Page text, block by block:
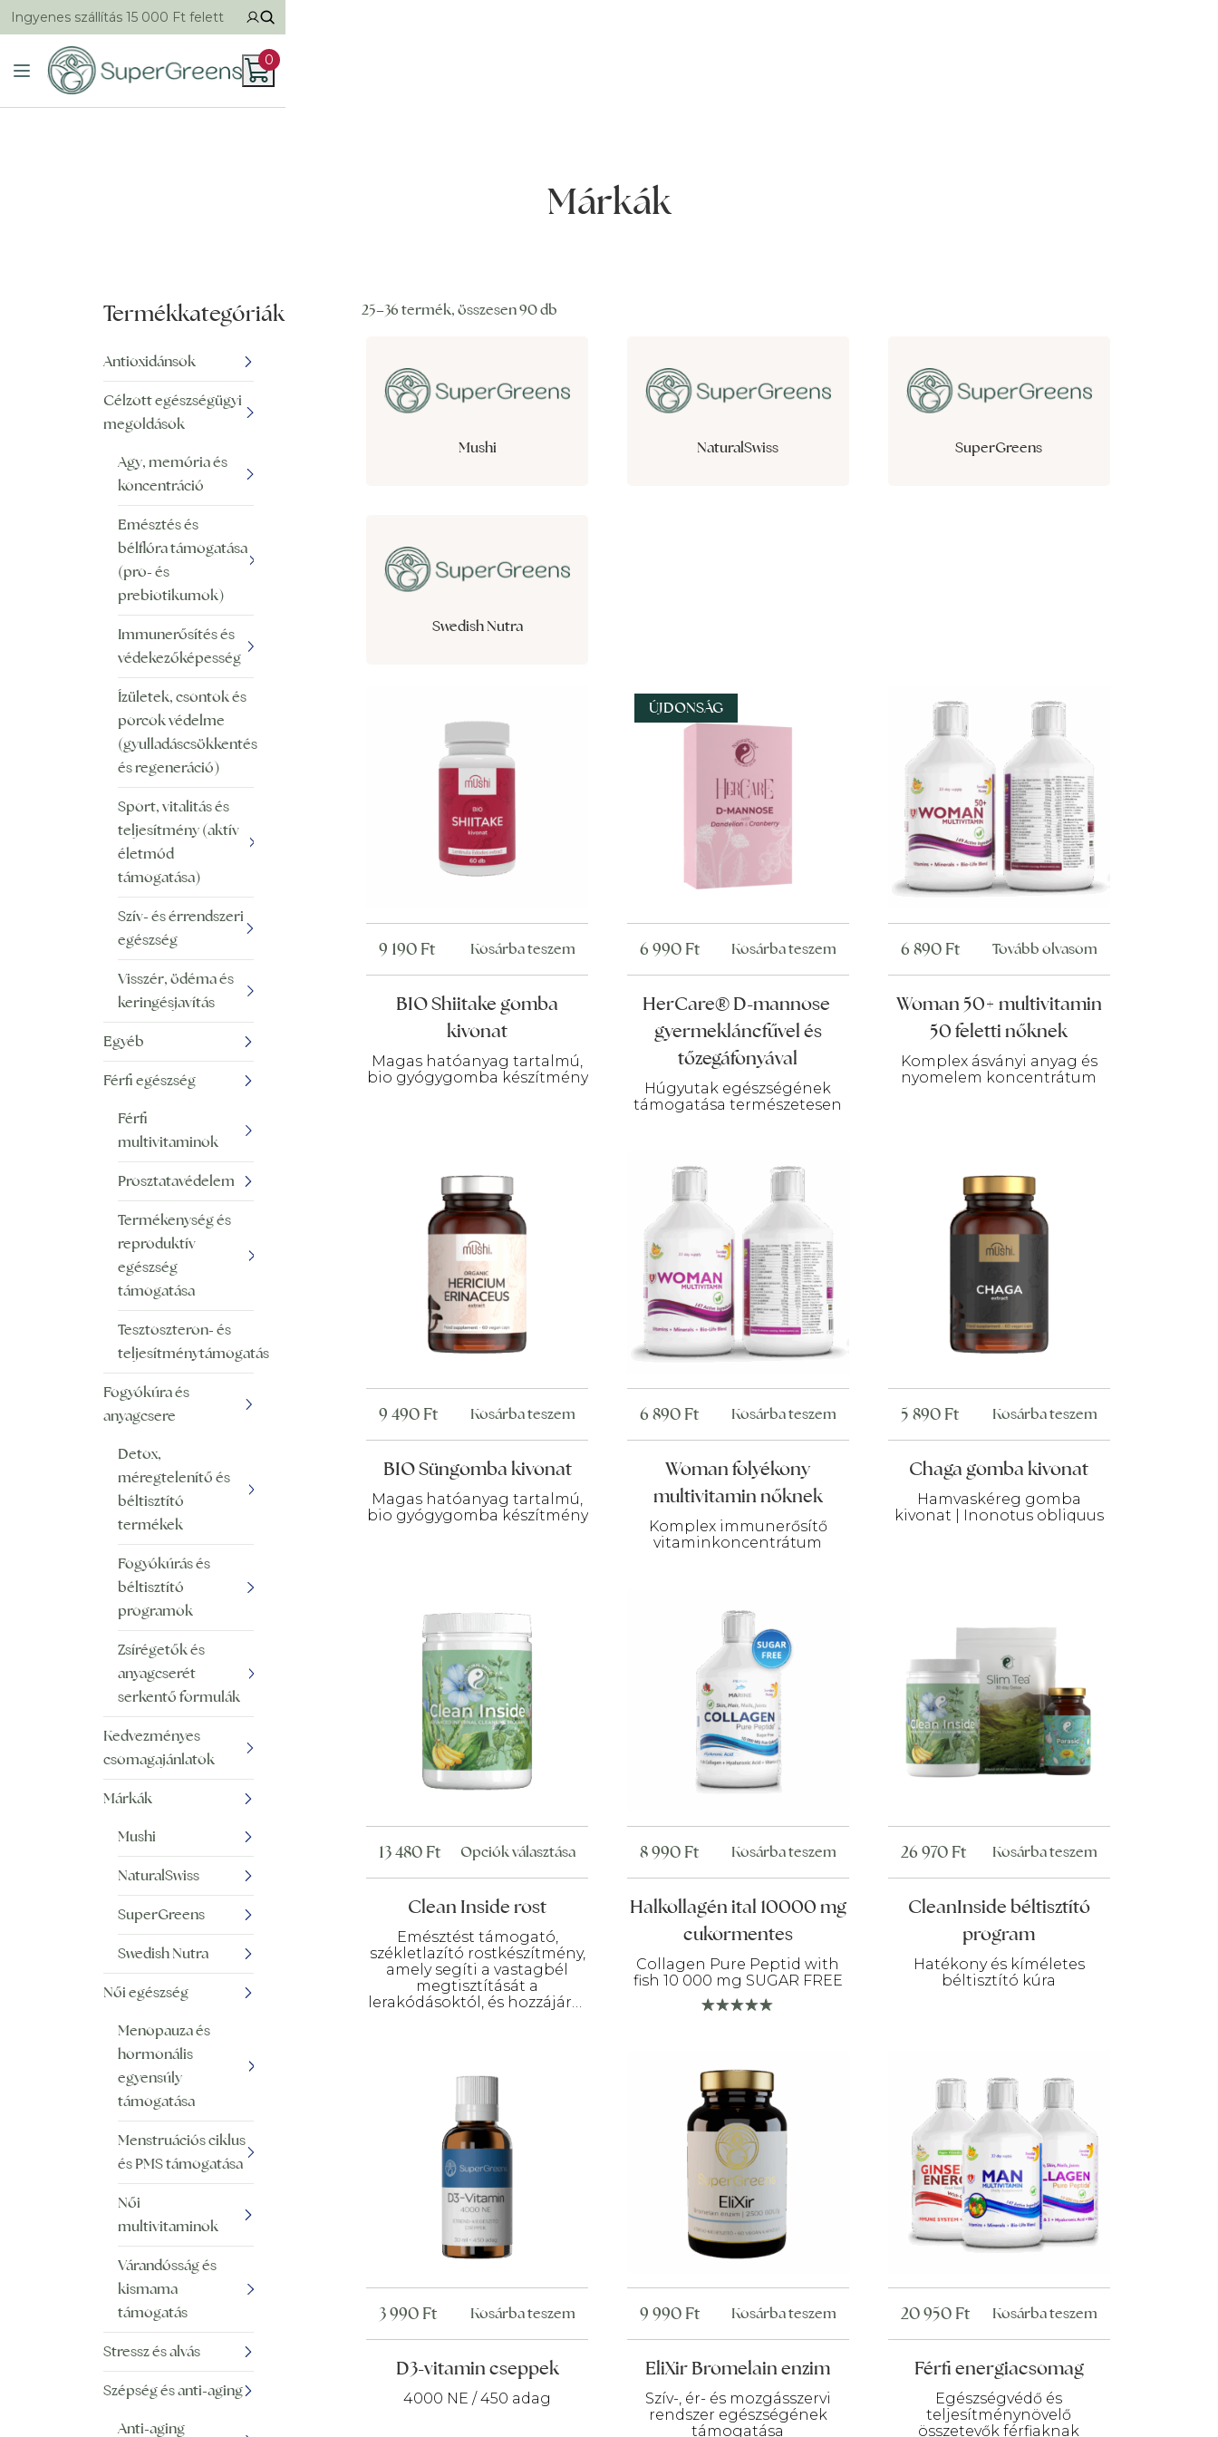
Ingyenes szállítás 15 000 Ft felett
0
Márkák
25–36 termék, összesen 90 db
Mushi NaturalSwiss SuperGreens
Swedish Nutra
BIO Shiitake gomba
kivonat
Magas hatóanyag tartalmú,
bio gyógygomba készítmény
9 190 Ft Kosárba teszem
ÚJDONSÁG
HerCare® D-mannose ​
gyermekláncfűvel és
tőzegáfonyával
Húgyutak egészségének
támogatása természetesen
6 990 Ft Kosárba teszem
Woman 50+ multivitamin
50 feletti nőknek
Komplex ásványi anyag és
nyomelem koncentrátum
6 890 Ft Tovább olvasom
BIO Süngomba kivonat
Magas hatóanyag tartalmú,
bio gyógygomba készítmény
9 490 Ft Kosárba teszem
Woman folyékony
multivitamin nőknek
Komplex immunerősítő
vitaminkoncentrátum
6 890 Ft Kosárba teszem
Chaga gomba kivonat
Hamvaskéreg gomba
kivonat | Inonotus obliquus
5 890 Ft Kosárba teszem
Clean Inside rost
Emésztést támogató,
székletlazító rostkészítmény,
amely segíti a vastagbél
megtisztítását a
lerakódásoktól, és hozzájárul
13 480 Ft Opciók választásaEnnek
a
terméknekHalkollagén ital 10000 mg
cukormentes
Collagen Pure Peptid with
fish 10 000 mg SUGAR FREE
8 990 Ft Kosárba teszem
CleanInside béltisztító
program
Hatékony és kíméletes
béltisztító kúra
26 970 Ft Kosárba teszem
D3-vitamin cseppek
4000 NE / 450 adag
3 990 Ft Kosárba teszem
EliXir Bromelain enzim
Szív-, ér- és mozgásszervi
rendszer egészségének
támogatása
9 990 Ft Kosárba teszem
Férfi energiacsomag
Egészségvédő és
teljesítménynövelő
összetevők férfiaknak
20 950 Ft Kosárba teszem
Termékkategóriák
Antioxidánsok
Célzott egészségügyi
megoldások
Agy, memória és
koncentráció
Emésztés és
bélflóra támogatása
(pro- és
prebiotikumok)
Immunerősítés és
védekezőképesség
Ízületek, csontok és
porcok védelme
(gyulladáscsökkentés
és regeneráció)
Sport, vitalitás és
teljesítmény (aktív
életmód
támogatása)
Szív- és érrendszeri
egészség
Visszér, ödéma és
keringésjavítás
Egyéb
Férfi egészség
Férfi
multivitaminok
Prosztatavédelem
Termékenység és
reproduktív
egészség
támogatása
Tesztoszteron- és
teljesítménytámogatás
Fogyókúra és
anyagcsere
Detox,
méregtelenítő és
béltisztító
termékek
Fogyókúrás és
béltisztító
programok
Zsírégetők és
anyagcserét
serkentő formulák
Kedvezményes
csomagajánlatok
Márkák
Mushi
NaturalSwiss
SuperGreens
Swedish Nutra
Női egészség
Menopauza és
hormonális
egyensúly
támogatása
Menstruációs ciklus
és PMS támogatása
Női
multivitaminok
Várandósság és
kismama
támogatás
Stressz és alvás
Szépség és anti-aging
Anti-aging